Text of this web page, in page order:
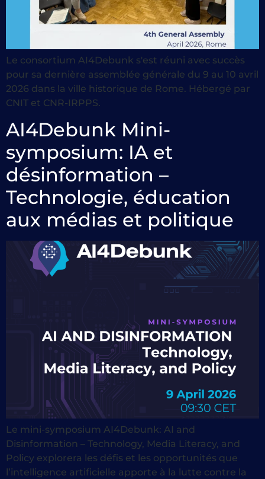
Le consortium AI4Debunk s'est réuni avec succès
pour sa dernière assemblée générale du 9 au 10 avril
2026 dans la ville historique de Rome. Hébergé par
CNIT et CNR-IRPPS.
AI4Debunk Mini-
symposium: IA et
désinformation –
Technologie, éducation
aux médias et politique
Le mini-symposium AI4Debunk: AI and
Disinformation – Technology, Media Literacy, and
Policy explorera les défis et les opportunités que
l’intelligence artificielle apporte à la lutte contre la